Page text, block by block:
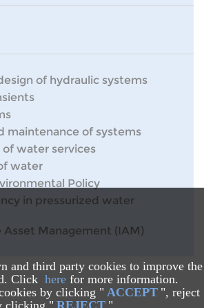
and third party cookies to improve the
Click herefor more information.
by clicking " ACCEPT ", reject
clicking " REJECT "
of hydraulic systems
maintenance of systems
water services
water
Policy
in pressurized water
Management (IAM)